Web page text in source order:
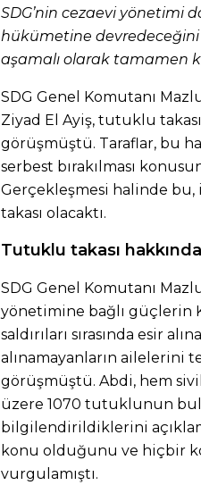
SDG’nin cezaevi yönetimi
hükümetine devredeceğini
aşamalı olarak tamamen
SDG Genel Komutanı
Ziyad El Ayiş, tutuklu
görüşmüştü. Taraflar, bu
serbest bırakılması
Gerçekleşmesi halinde
takası olacaktı.
Tutuklu takası hakkında
SDG Genel Komutanı
yönetimine bağlı güçlerin
saldırıları sırasında esir
alınamayanların ailelerini
görüşmüştü. Abdi, hem
üzere 1070 tutuklunun
bilgilendirildiklerini
konu olduğunu ve hiçbir
vurgulamıştı.